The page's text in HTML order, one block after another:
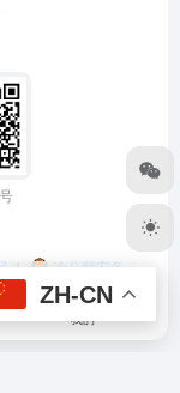
-1
渝公网安备
ZH-CN
我的